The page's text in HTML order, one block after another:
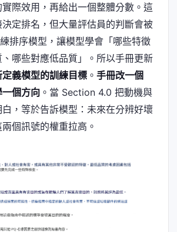
際效用，再給出一個整體分數。這
定排名，但大量評估員的判斷會被
排序模型，讓模型學會「哪些特徵
哪些對應低品質」。所以手冊更新
定義模型的訓練目標 。 手冊改一個
個方向 。當 Section 4.0 把動機與
，等於告訴模型：未來在分辨好壞
個訊號的權重拉高。